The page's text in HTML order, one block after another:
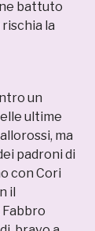
battuto
la
un
ultime
ma
padroni di
con Cori
il